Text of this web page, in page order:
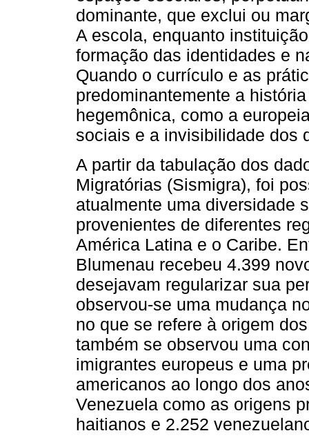
dominante, que exclui ou
A escola, enquanto
formação das identidades e
Quando o currículo e as
predominantemente a
hegemônica, como a
sociais e a invisibilidade dos
A partir da tabulação dos
Migratórias (Sismigra), foi
atualmente uma diversidade
provenientes de diferentes
América Latina e o Caribe.
Blumenau recebeu 4.399
desejavam regularizar sua
observou-se uma mudança
no que se refere à origem
também se observou uma
imigrantes europeus e uma
americanos ao longo dos
Venezuela como as origens
haitianos e 2.252